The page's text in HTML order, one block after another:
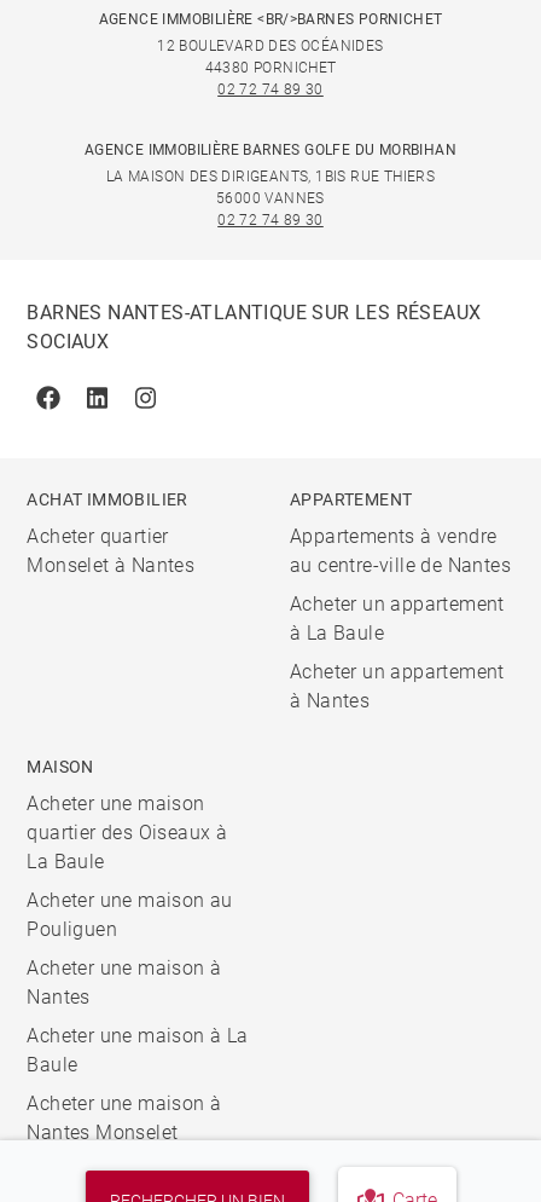
AGENCE IMMOBILIÈRE <BR/>BARNES PORNICHET
12 BOULEVARD DES OCÉANIDES
44380 PORNICHET
02 72 74 89 30
AGENCE IMMOBILIÈRE BARNES GOLFE DU MORBIHAN
LA MAISON DES DIRIGEANTS, 1BIS RUE THIERS
56000 VANNES
02 72 74 89 30
BARNES NANTES-ATLANTIQUE SUR LES RÉSEAUX
SOCIAUX
FacebookLinkedinInstagram
ACHAT IMMOBILIER
Acheter quartier
Monselet à Nantes
APPARTEMENT
Appartements à vendre
au centre-ville de Nantes
Acheter un appartement
à La Baule
Acheter un appartement
à Nantes
MAISON
Acheter une maison
quartier des Oiseaux à
La Baule
Acheter une maison au
Pouliguen
Acheter une maison à
Nantes
Acheter une maison à La
Baule
Acheter une maison à
Nantes Monselet